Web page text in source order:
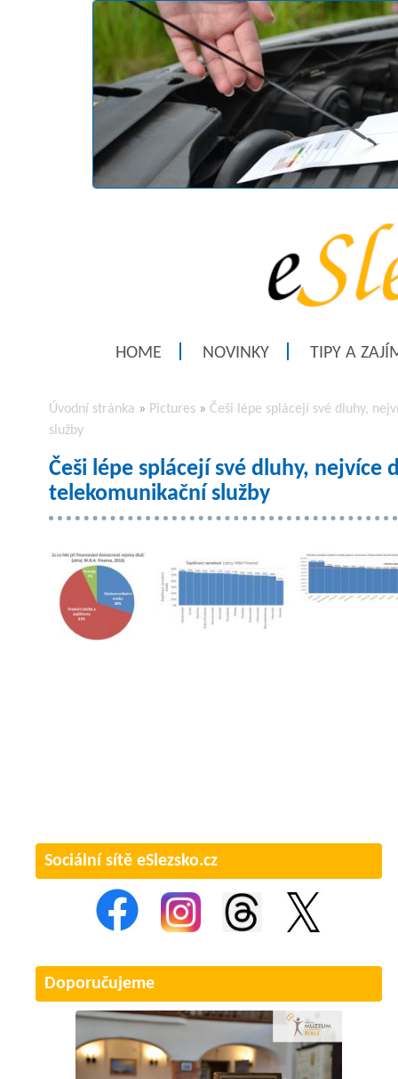
HOME NOVINKY TIPY A
Úvodní stránka » Pictures » Češi lépe splácejí své dluhy,
služby
Češi lépe splácejí své dluhy, nejvíce
telekomunikační služby
Sociální sítě eSlezsko.cz
Doporučujeme